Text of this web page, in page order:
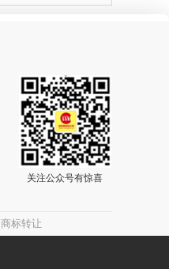
关注公众号有惊喜
商标转让